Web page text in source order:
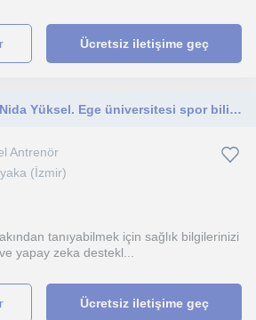
Ücretsiz iletişime geç
Ben personal trainer Nida Yüksel. Ege üniversitesi spor bilimleri antrenörlük bölümü mezunuyum ve 2. kademe wellness eğitmeniyim. Fitness, wellness, atletik performans, duruş bozuklukları, sakatlıklardan geri dönüş, kilo kontrolü, yağ yakımı konularında u
Antrenör
(İzmir)
tanıyabilmek için sağlık bilgilerinizi
yapay zeka destekl...
Ücretsiz iletişime geç